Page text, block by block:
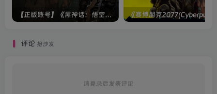
【正版账号】《黑神话：悟空(BLACK MYTH WU KONG)》
评论 抢沙发
请登录后发表评论